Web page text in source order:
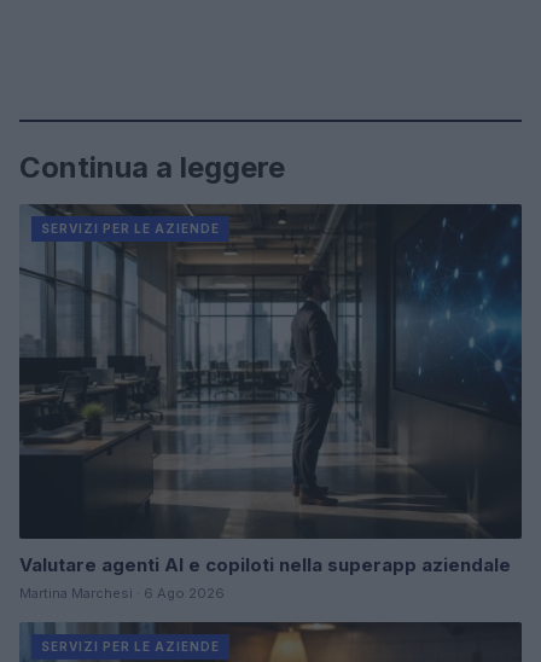
Continua a leggere
SERVIZI PER LE AZIENDE
Valutare agenti AI e copiloti nella superapp aziendale
Martina Marchesi · 6 Ago 2026
SERVIZI PER LE AZIENDE